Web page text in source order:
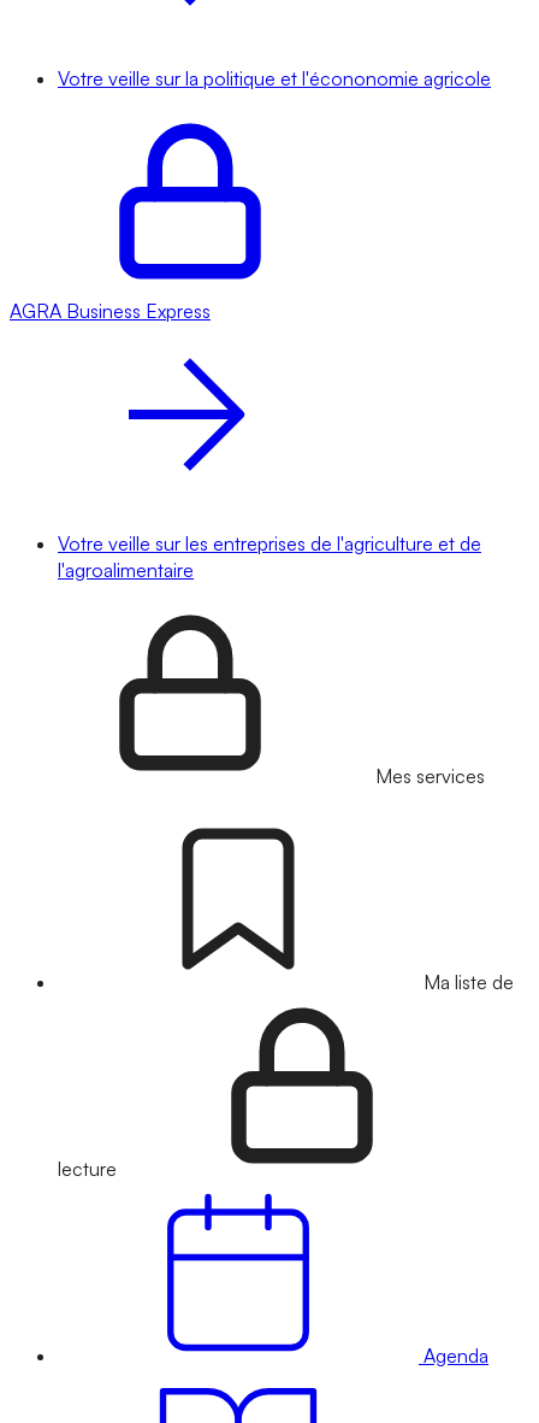
Votre veille sur la politique et l'écononomie agricole
AGRA Business Express
Votre veille sur les entreprises de l'agriculture et de
l'agroalimentaire
Mes services
Ma liste de
lecture
Agenda